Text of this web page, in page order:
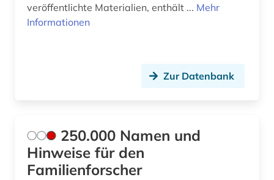
beschwerde (1)
betriebswirtschaft (1)
veröffentlichte Materialien, enthält ... Mehr
Informationen
Zur Datenbank
250.000 Namen und
Hinweise für den
Familienforscher